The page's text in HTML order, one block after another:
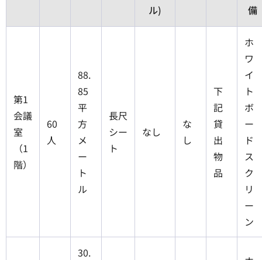
ル)
備
第1
会議
室
（1
階）
60
人
88.
85
平
方
メ
ー
ト
ル
長尺
シー
ト
なし
な
し
下
記
貸
出
物
品
ホ
ワ
イ
ト
ボ
ー
ド
ス
ク
リ
ー
ン
30.